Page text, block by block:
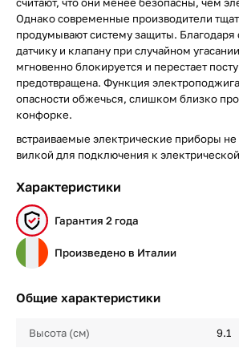
Однако современные производители
продумывают систему защиты.
датчику и клапану при случайном
мгновенно блокируется и перестает
предотвращена. Функция электроподжига
опасности обжечься, слишком близко
конфорке.
встраиваемые электрические приборы
вилкой для подключения к
Характеристики
Гарантия 2 года
Произведено в Италии
Общие характеристики
Высота (см) 9.1